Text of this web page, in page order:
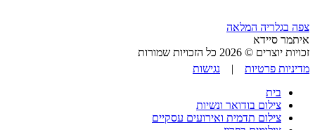
צפה בגלריה המלאה
איתמר סיידא
זכויות יוצרים © 2026 כל הזכויות שמורות
מדיניות פרטיות | נגישות
בית
צילום בודואר ונשיות
צילום תדמית ואירועים עסקיים